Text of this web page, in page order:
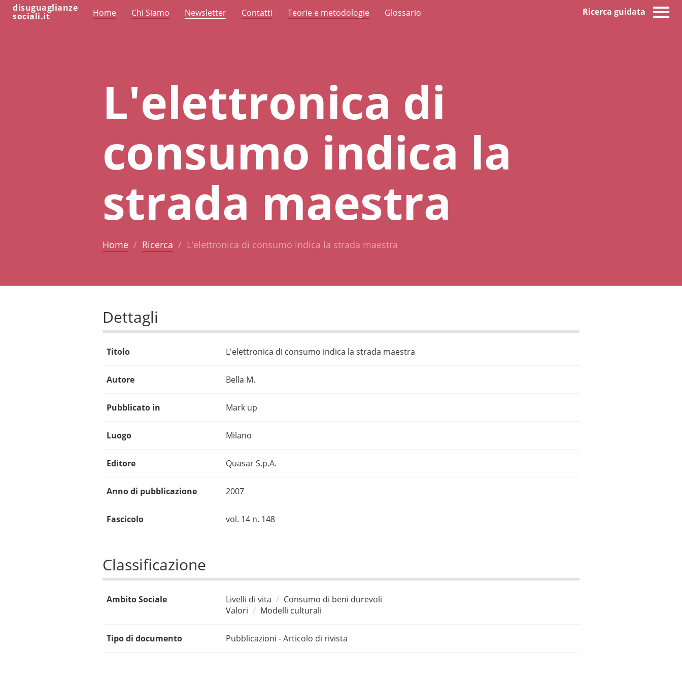
disuguaglianze
sociali.it Home Chi Siamo Newsletter Contatti Teorie e metodologie Glossario Ricerca guidata
L'elettronica di
consumo indica la
strada maestra
Home Ricerca L'elettronica di consumo indica la strada maestra
Dettagli
Titolo L'elettronica di consumo indica la strada maestra
Autore Bella M.
Pubblicato in Mark up
Luogo Milano
Editore Quasar S.p.A.
Anno di pubblicazione 2007
Fascicolo vol. 14 n. 148
Classificazione
Ambito Sociale Livelli di vita
Consumo di beni durevoli
Valori
Modelli culturali
Tipo di documento Pubblicazioni - Articolo di rivista